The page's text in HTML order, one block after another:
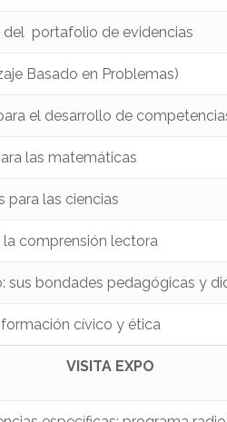
del portafolio de evidencias
Basado en Problemas)
el desarrollo de
las matemáticas
para las ciencias
comprensión lectora
sus bondades pedagógicas y
cívico y ética
VISITA EXPO